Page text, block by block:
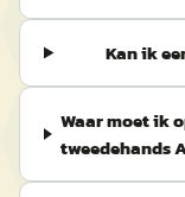
Kan ik
Waar moet ik
tweedehands